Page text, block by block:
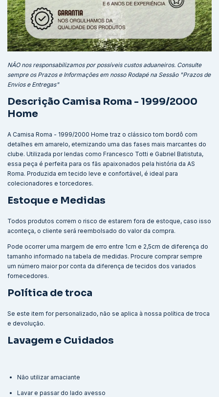
NÃO nos responsabilizamos por possíveis custos aduaneiros. Consulte
sempre os Prazos e Informações em nosso Rodapé na Sessão "Prazos de
Envios e Entregas"
Descrição Camisa Roma - 1999/2000
Home
A Camisa Roma - 1999/2000 Home traz o clássico tom bordô com
detalhes em amarelo, eternizando uma das fases mais marcantes do
clube. Utilizada por lendas como Francesco Totti e Gabriel Batistuta,
essa peça é perfeita para os fãs apaixonados pela história da AS
Roma. Produzida em tecido leve e confortável, é ideal para
colecionadores e torcedores.
Estoque e Medidas
Todos produtos correm o risco de estarem fora de estoque, caso isso
aconteça, o cliente será reembolsado do valor da compra.
Pode ocorrer uma margem de erro entre 1cm e 2,5cm de diferença do
tamanho informado na tabela de medidas. Procure comprar sempre
um número maior por conta da diferença de tecidos dos variados
fornecedores.
Política de troca
Se este item for personalizado, não se aplica à nossa política de troca
e devolução.
Lavagem e Cuidados
Não utilizar amaciante
Lavar e passar do lado avesso